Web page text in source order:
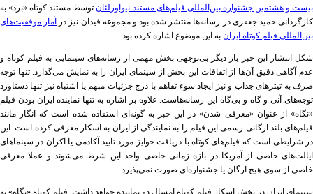
بیست و هشتمین جشنواره بین‌المللی فیلم‌های مستند نیواورلئانتوسط مستند کوتاه «برد» به
کارگردانی حمید جعفری در رسانه‌ها منتشر شده بود و مجموعه فیدان نیز در
آمار موفقیت‌های
بین‌المللی فیلم کوتاه ایران به این موضوع اشاره کرده بود.
شکل انتشار این خبر بار دیگر بی‌توجهی بخش مهمی از رسانه‌های سینمایی به فیلم کوتاه و
عدم آگاهی دقیق آن‌ها از اتفاقات این بخش از سینمای ایران را به نمایش می‌گذارد. تنها توجه
صرف به تیترهای جذاب و نیز ایجاد سوء تفاهم با درج جزئیات مبهم یا اشتباه نیز تنها دستاورد
توجه‌های آنی و گاه و بی‌گاه این رسانه‌هاست. علاوه بر اشاره به تنها نماینده ایران بودن فیلم
«نگاه» از عنوان «معرفی شدن» در این خبر به گونه‌ای استفاده شده است که انگار مانند
فیلم‌های بلند ارگانی رسمی این فیلم را به نمایندگی از ایران به اسکار معرفی کرده است. این
در شرایطی است که فیلم‌های کوتاه با دریافت جوایز مورد تایید آکادمی یا اکران در سینماهای
ایالت‌های خاصی از آمریکا در بازه زمانی خاصی واجد این شرط می‌شوند و عملا معرفی
خاصی از سوی هیچ ارگان یا جشنواره‌ای صورت نمی‌پذیرد.
سینمای ایران در بخش اسکار فیلم کوتاه امسال دو نماینده خواهد داشت. فیلم کوتاه «نگاه» به